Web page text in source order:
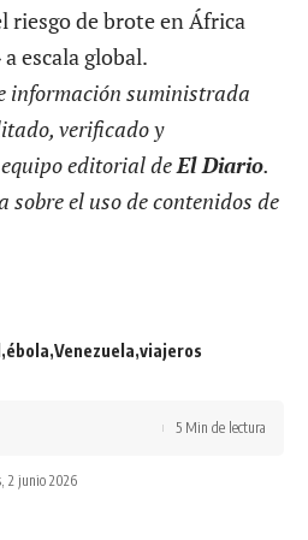
riesgo de brote en África
escala global.
información suministrada
verificado y
editorial deEl Diario.
sobre el uso de contenidos de
ébola Venezuela viajeros
2 junio 2026
5 Min de lectura